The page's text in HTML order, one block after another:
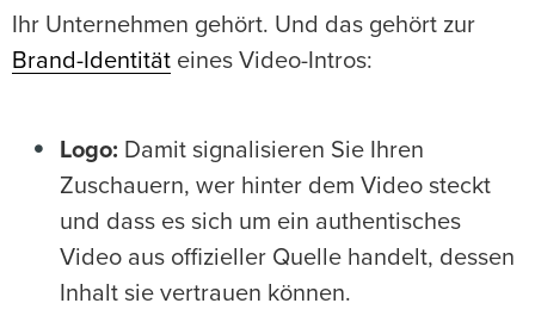
Ihr Unternehmen gehört. Und das gehört zur
Brand-Identität eines Video-Intros:
Logo: Damit signalisieren Sie Ihren
Zuschauern, wer hinter dem Video steckt
und dass es sich um ein authentisches
Video aus offizieller Quelle handelt, dessen
Inhalt sie vertrauen können.